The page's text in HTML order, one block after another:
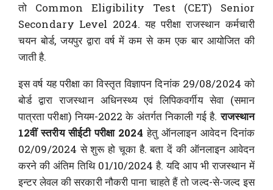
तो Common Eligibility Test (CET) Senior
Secondary Level 2024. यह परीक्षा राजस्थान कर्मचारी
चयन बोर्ड, जयपुर द्वारा वर्ष में कम से कम एक बार आयोजित की
जाती है.
इस वर्ष यह परीक्षा का विस्तृत विज्ञापन दिनांक 29/08/2024 को
बोर्ड द्वारा राजस्थान अधिनस्थ्य एवं लिपिकवर्गीय सेवा (समान
पात्रता परीक्षा) नियम-2022 के अंतर्गत निकाली गई है.राजस्थान
12वीं स्तरीय सीईटी परीक्षा 2024 हेतु ऑनलाइन आवेदन दिनांक
02/09/2024 से शुरू हो चूका है. बता दें की ऑनलाइन आवेदन
करने की अंतिम तिथि 01/10/2024 है. यदि आप भी राजस्थान में
इन्टर लेवल की सरकारी नौकरी पाना चाहते हैं तो जल्द-से-जल्द इस